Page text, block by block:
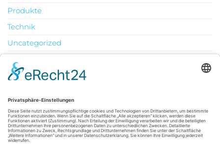
Produkte
Technik
Uncategorized
M
D
1
2
3
4 5 6 7 8
9